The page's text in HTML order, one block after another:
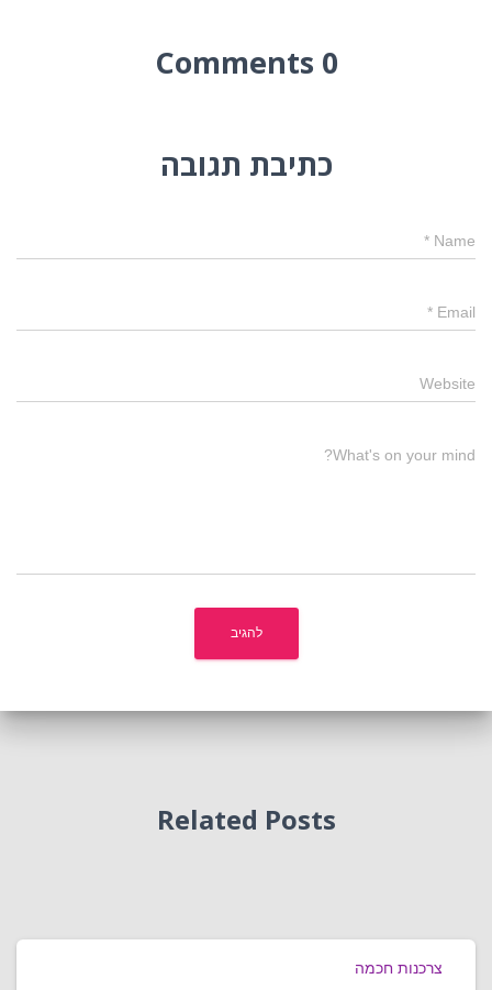
0 Comments
כתיבת תגובה
Name
*
Email
*
Website
What's on your mind?
Related Posts
צרכנות חכמה